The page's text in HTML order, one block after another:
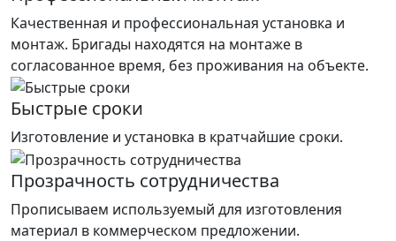
Качественная и профессиональная установка и
монтаж. Бригады находятся на монтаже в
согласованное время, без проживания на объекте.
Быстрые сроки
Изготовление и установка в кратчайшие сроки.
Прозрачность сотрудничества
Прописываем используемый для изготовления
материал в коммерческом предложении.